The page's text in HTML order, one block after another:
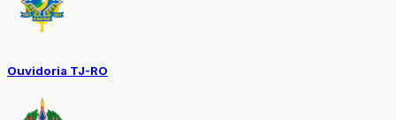
Ouvidoria TJ-RO